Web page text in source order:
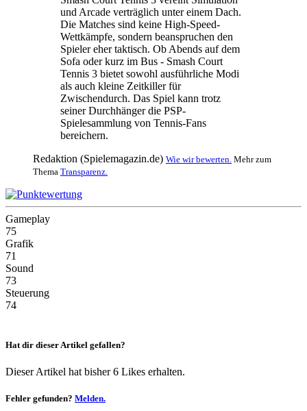
und Arcade verträglich unter einem Dach.
Die Matches sind keine High-Speed-
Wettkämpfe, sondern beanspruchen den
Spieler eher taktisch. Ob Abends auf dem
Sofa oder kurz im Bus - Smash Court
Tennis 3 bietet sowohl ausführliche Modi
als auch kleine Zeitkiller für
Zwischendurch. Das Spiel kann trotz
seiner Durchhänger die PSP-
Spielesammlung von Tennis-Fans
bereichern.
Redaktion (Spielemagazin.de) Wie wir bewerten. Mehr zum
Thema Transparenz.
Gameplay
75
Grafik
71
Sound
73
Steuerung
74
Hat dir dieser Artikel gefallen?
Dieser Artikel hat bisher 6 Likes erhalten.
Fehler gefunden? Melden.